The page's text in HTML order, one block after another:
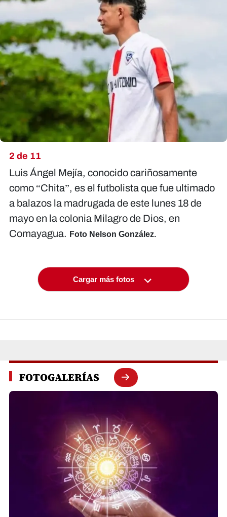
2 de 11
Luis Ángel Mejía, conocido cariñosamente
como “Chita”, es el futbolista que fue ultimado
a balazos la madrugada de este lunes 18 de
mayo en la colonia Milagro de Dios, en
Comayagua. Foto Nelson González.
Cargar más fotos
FOTOGALERÍAS